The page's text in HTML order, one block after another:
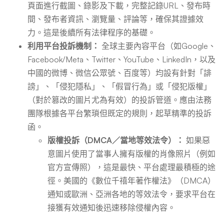
頁面進行截圖、錄影及下載，完整記錄URL、發布時
間、發布者資訊、瀏覽量、評論等，確保其證據效
力。這是後續所有法律程序的基礎。
利用平台投訴機制： 全球主要內容平台（如Google、
Facebook/Meta、Twitter、YouTube、LinkedIn，以及
中國的微博、微信公眾號、百度等）均設有針對「誹
謗」、「侵犯隱私」、「假冒行為」或「侵犯版權」
（對於篡改的圖片尤為有效）的投訴管道。應由法務
團隊根據各平台繁瑣但既定的規則，起草精準的投訴
函。
版權投訴（DMCA／當地等效法令）： 如果惡
意圖片使用了當事人擁有版權的肖像照片（例如
官方宣傳照），這是最快、平台處理最積極的途
徑。美國的《數位千禧年著作權法》（DMCA）
通知或歐洲、亞洲各地的等效法令，要求平台在
接獲有效通知後迅速移除侵權內容。